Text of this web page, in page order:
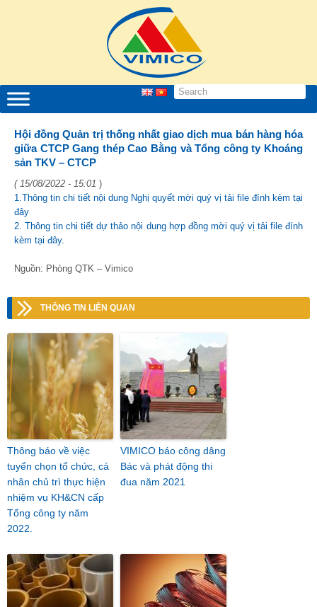
Hội đồng Quản trị thống nhất giao dịch mua bán hàng hóa
giữa CTCP Gang thép Cao Bằng và Tổng công ty Khoáng
sản TKV – CTCP
( 15/08/2022 - 15:01 )
1.Thông tin chi tiết nội dung Nghị quyết mời quý vị tải file đính kèm tại
đây
2. Thông tin chi tiết dự thảo nội dung hợp đồng mời quý vị tải file đính
kèm tại đây.
Nguồn: Phòng QTK – Vimico
THÔNG TIN LIÊN QUAN
Thông báo về việc
tuyển chọn tổ chức, cá
nhân chủ trì thực hiện
nhiệm vụ KH&CN cấp
Tổng công ty năm
2022.
VIMICO báo công dâng
Bác và phát động thi
đua năm 2021